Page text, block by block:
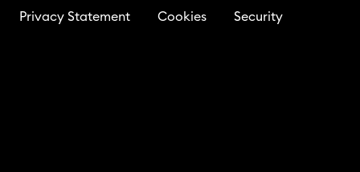
Privacy Statement Cookies Security